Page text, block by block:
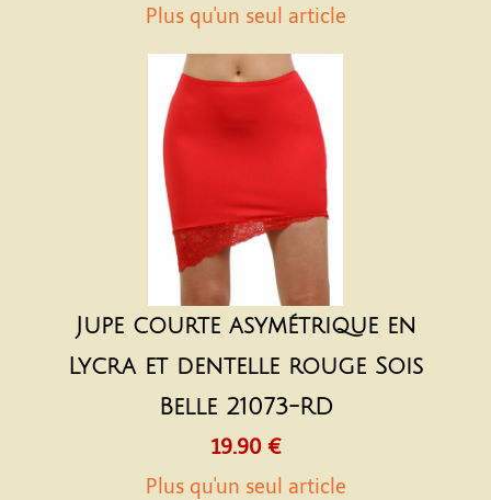
Plus qu'un seul article
Jupe courte asymétrique en
Lycra et dentelle rouge Sois
Belle 21073-RD
19.90 €
Plus qu'un seul article